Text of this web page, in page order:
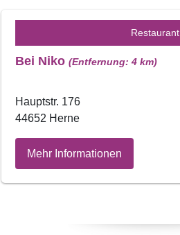
Restaurant
Bei Niko (Entfernung: 4 km)
Hauptstr. 176
44652 Herne
Mehr Informationen